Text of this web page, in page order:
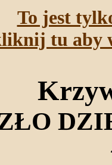
To jest
tu aby